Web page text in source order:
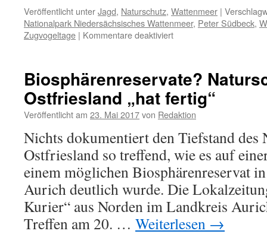
Veröffentlicht unterJagd, Naturschutz, Wattenmeer |
Nationalpark Niedersächsisches Wattenmeer, Peter Südbeck,
Zugvogeltage | Kommentare deaktiviertfür
Biosphärenreservate?
Ostfriesland „hat fertig“
Veröffentlicht am 23. Mai 2017von Redaktion
Nichts dokumentiert den Tiefstand des
Ostfriesland so treffend, wie es auf
einem möglichen Biosphärenreservat
Aurich deutlich wurde. Die
Kurier“ aus Norden im Landkreis
Treffen am 20. … Weiterlesen →